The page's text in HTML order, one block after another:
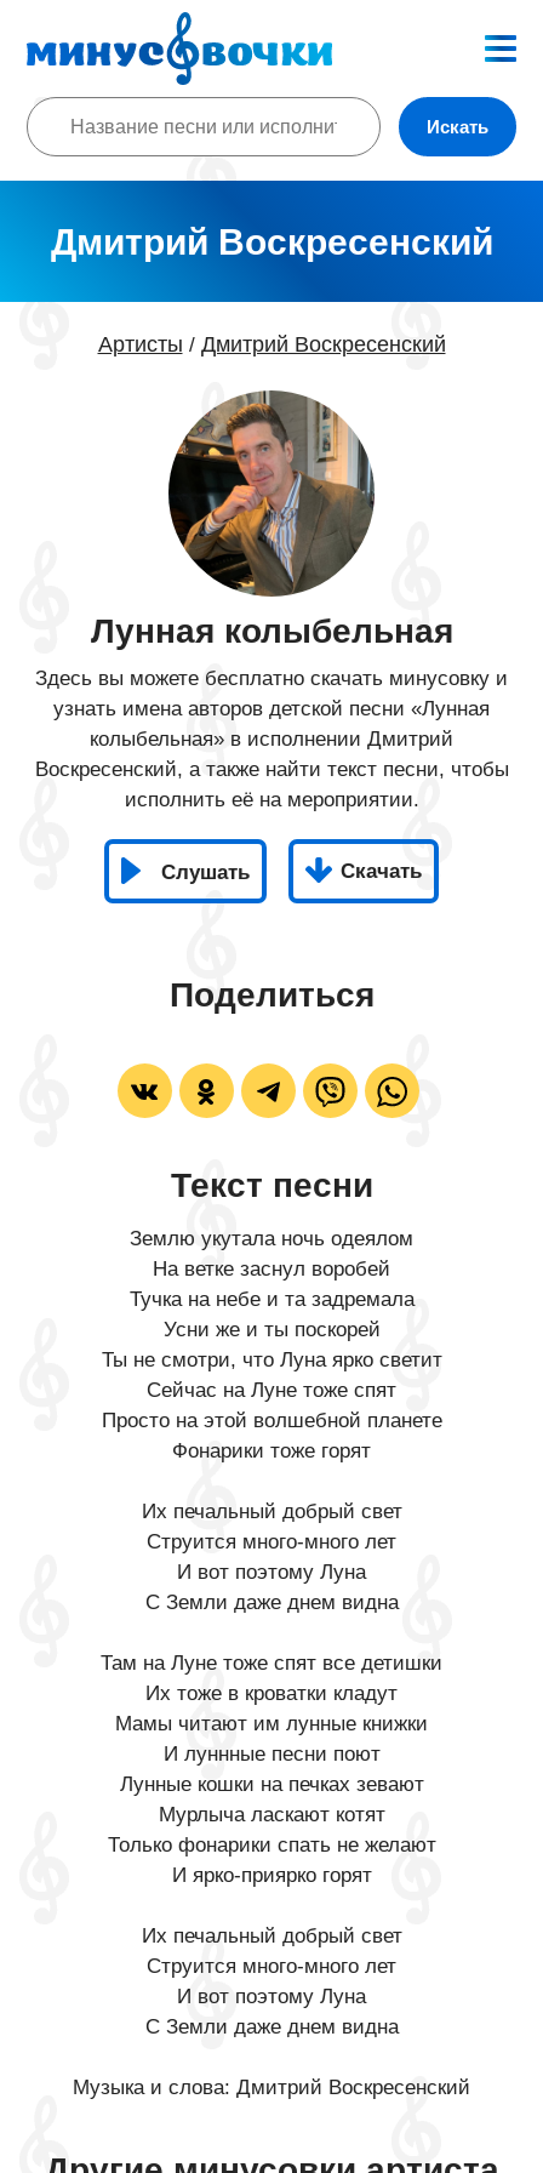
Искать
Дмитрий Воскресенский
Артисты / Дмитрий Воскресенский
Лунная колыбельная
Здесь вы можете бесплатно скачать минусовку и
узнать имена авторов детской песни «Лунная
колыбельная» в исполнении Дмитрий
Воскресенский, а также найти текст песни, чтобы
исполнить её на мероприятии.
Слушать Скачать
Поделиться
Текст песни
Землю укутала ночь одеялом
На ветке заснул воробей
Тучка на небе и та задремала
Усни же и ты поскорей
Ты не смотри, что Луна ярко светит
Сейчас на Луне тоже спят
Просто на этой волшебной планете
Фонарики тоже горят
Их печальный добрый свет
Струится много-много лет
И вот поэтому Луна
С Земли даже днем видна
Там на Луне тоже спят все детишки
Их тоже в кроватки кладут
Мамы читают им лунные книжки
И луннные песни поют
Лунные кошки на печках зевают
Мурлыча ласкают котят
Только фонарики спать не желают
И ярко-приярко горят
Их печальный добрый свет
Струится много-много лет
И вот поэтому Луна
С Земли даже днем видна
Музыка и слова: Дмитрий Воскресенский